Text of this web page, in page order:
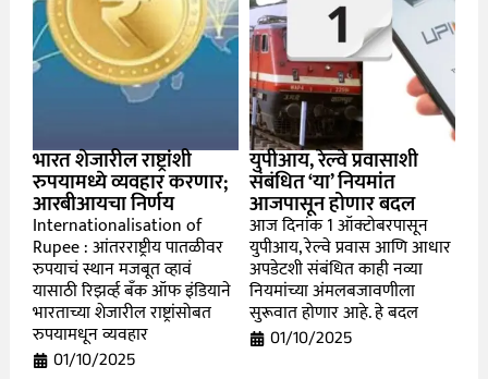
भारत शेजारील राष्ट्रांशी
रुपयामध्ये व्यवहार करणार;
आरबीआयचा निर्णय
Internationalisation of
Rupee : आंतरराष्ट्रीय पातळीवर
रुपयाचं स्थान मजबूत व्हावं
यासाठी रिझर्व्ह बँक ऑफ इंडियाने
भारताच्या शेजारील राष्ट्रांसोबत
रुपयामधून व्यवहार
01/10/2025
युपीआय, रेल्वे प्रवासाशी
संबंधित ‘या’ नियमांत
आजपासून होणार बदल
आज दिनांक 1 ऑक्टोबरपासून
युपीआय, रेल्वे प्रवास आणि आधार
अपडेटशी संबंधित काही नव्या
नियमांच्या अंमलबजावणीला
सुरूवात होणार आहे. हे बदल
01/10/2025